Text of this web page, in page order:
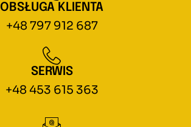
OBSŁUGA KLIENTA
+48 797 912 687
SERWIS
+48 453 615 363